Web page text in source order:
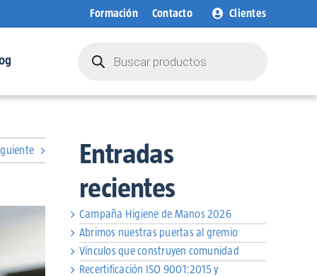
Formación Contacto Clientes
productos
Entradas
recientes
Campaña Higiene de Manos 2026
Abrimos nuestras puertas al gremio
Vínculos que construyen comunidad
Recertificación ISO 9001:2015 y